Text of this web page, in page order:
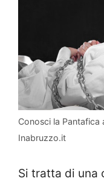
Conosci la Pantafica
Inabruzzo.it
Si tratta di una